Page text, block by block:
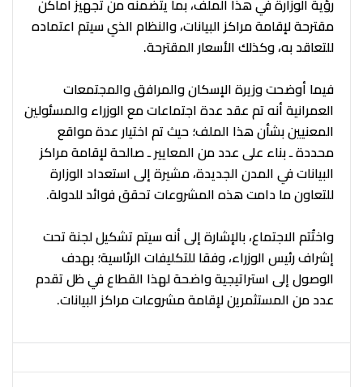
رؤية الوزارة في هذا الملف، بما يتضمنه من تجهيز أماكن
مقترحة لإقامة مراكز البيانات، والنظام الذي سيتم اعتماده
للتعاقد به، وكذلك الأسعار المقترحة.
فيما أوضحت وزيرة الإسكان والمرافق والمجتمعات
العمرانية أنه تم عقد عدة اجتماعات مع الوزراء والمسئولين
المعنيين بشأن هذا الملف؛ حيث تم اختيار عدة مواقع
محددة ـ بناء على عدد من المعايير ـ صالحة لإقامة مراكز
البيانات في المدن الجديدة، مشيرة إلى استعداد الوزارة
للتعاون ما دامت هذه المشروعات تحقق فوائد للدولة.
واختُتم الاجتماع، بالإشارة إلى أنه سيتم تشكيل لجنة تحت
إشراف رئيس الوزراء، وفقا للتكليفات الرئاسية؛ بهدف
الوصول إلى استراتيجية واضحة لهذا القطاع في ظل تقدم
عدد من المستثمرين لإقامة مشروعات مراكز البيانات.